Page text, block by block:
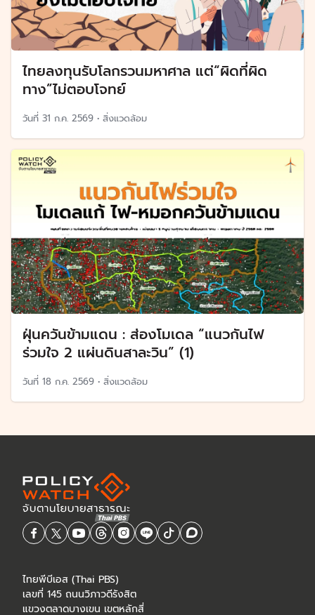
ไทยลงทุนรับโลกรวนมหาศาล แต่“ผิดที่ผิด
ทาง”ไม่ตอบโจทย์
วันที่ 31 ก.ค. 2569 • สิ่งแวดล้อม
ฝุ่นควันข้ามแดน : ส่องโมเดล “แนวกันไฟ
ร่วมใจ 2 แผ่นดินสาละวิน” (1)
วันที่ 18 ก.ค. 2569 • สิ่งแวดล้อม
ไทยพีบีเอส (Thai PBS)
เลขที่ 145 ถนนวิภาวดีรังสิต
แขวงตลาดบางเขน เขตหลักสี่